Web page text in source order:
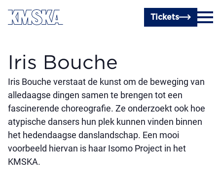
Ga naar hoofdinhoud
Tickets
Iris Bouche
Iris Bouche verstaat de kunst om de beweging van
alledaagse dingen samen te brengen tot een
fascinerende choreografie. Ze onderzoekt ook hoe
atypische dansers hun plek kunnen vinden binnen
het hedendaagse danslandschap. Een mooi
voorbeeld hiervan is haar Isomo Project in het
KMSKA.